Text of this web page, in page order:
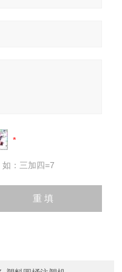
：三加四=7